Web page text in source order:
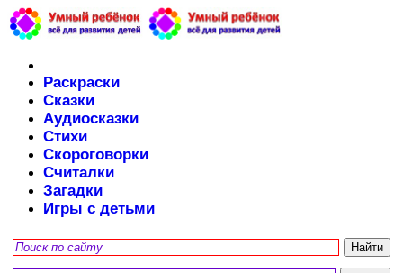
Раскраски
Сказки
Аудиосказки
Стихи
Скороговорки
Считалки
Загадки
Игры с детьми